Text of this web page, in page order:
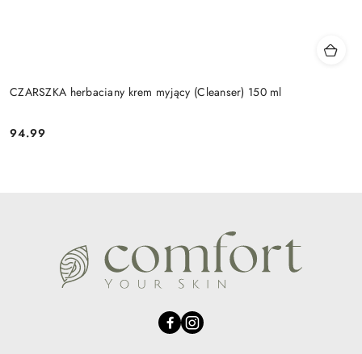
CZARSZKA herbaciany krem myjący (Cleanser) 150 ml
Cena:
94.99